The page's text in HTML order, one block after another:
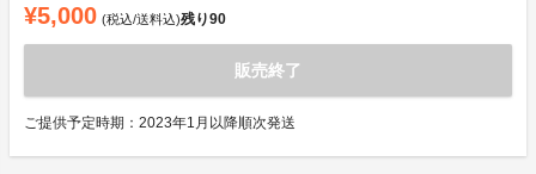
¥5,000 (税込/送料込)残り90
販売終了
ご提供予定時期：2023年1月以降順次発送